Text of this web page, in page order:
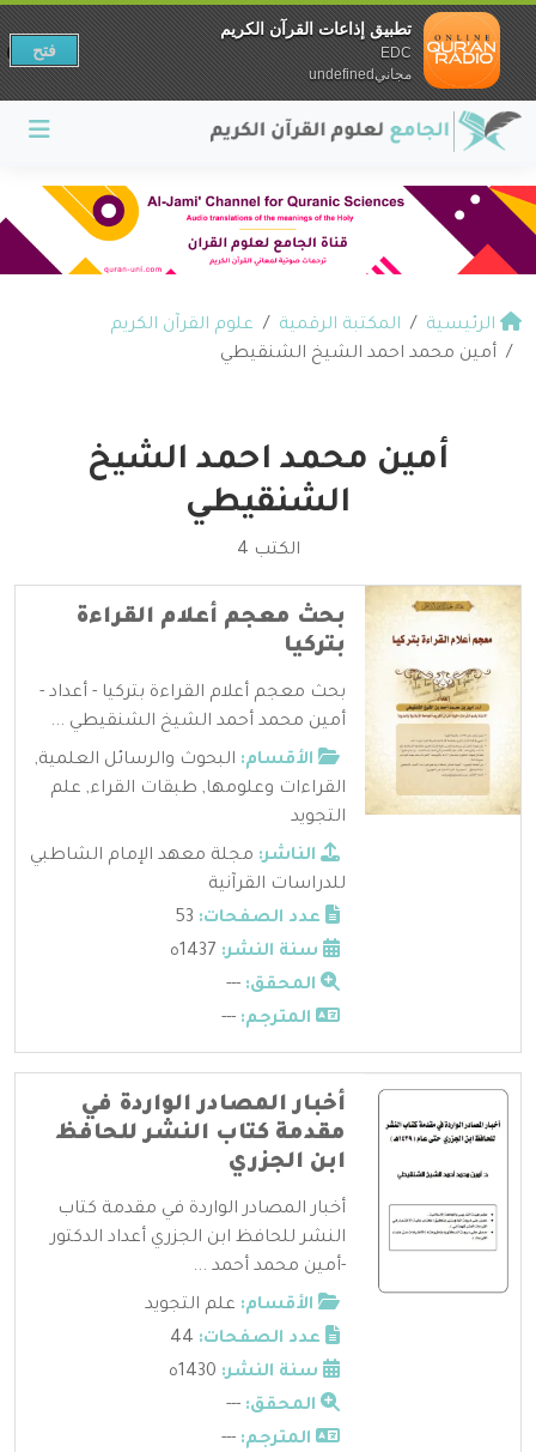
الرئيسية المكتبة الرقمية
علوم القرآن الكريم
أمين محمد احمد الشيخ الشنقيطي
أمين محمد احمد الشيخ
الشنقيطي
الكتب 4
بحث معجم أعلام القراءة
بتركيا
بحث معجم أعلام القراءة بتركيا - أعداد -
أمين محمد أحمد الشيخ الشنقيطي ...
الأقسام: البحوث والرسائل العلمية,
القراءات وعلومها, طبقات القراء, علم
التجويد
الناشر: مجلة معهد الإمام الشاطبي
للدراسات القرآنية
عدد الصفحات:
سنة النشر:
المحقق: ---
المترجم: ---
أخبار المصادر الواردة في
مقدمة كتاب النشر للحافظ
ابن الجزري
أخبار المصادر الواردة في مقدمة كتاب
النشر للحافظ ابن الجزري أعداد الدكتور
-أمين محمد أحمد ...
الأقسام: علم التجويد
عدد الصفحات:
سنة النشر:
المحقق: ---
المترجم: ---
تطبيق إذاعات القرآن الكريم
EDC
مجانيundefined
فتح